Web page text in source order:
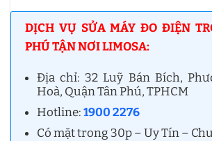
DỊCH VỤ SỬA MÁY ĐO ĐIỆN
PHÚ TẬN NƠI LIMOSA:
Địa chỉ: 32 Luỹ Bán Bích,
Hoà, Quận Tân Phú, TPHCM
Hotline:1900 2276
Có mặt trong 30p – Uy Tín –